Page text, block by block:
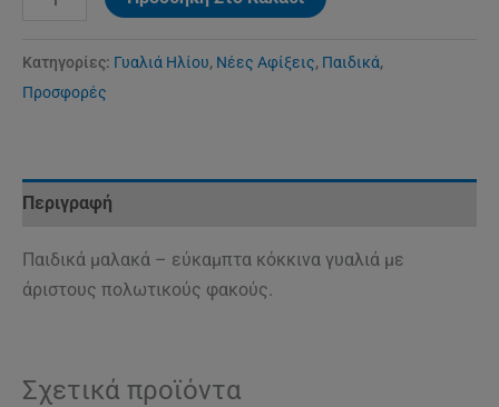
Κατηγορίες: Γυαλιά Ηλίου, Νέες Αφίξεις, Παιδικά,
Προσφορές
Περιγραφή
Παιδικά μαλακά – εύκαμπτα κόκκινα γυαλιά με
άριστους πολωτικούς φακούς.
Σχετικά προϊόντα